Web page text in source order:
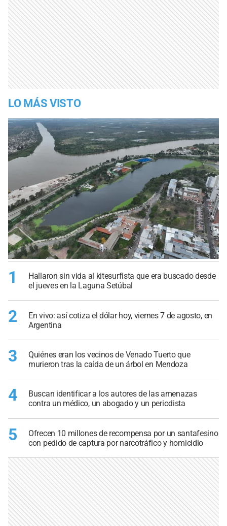
LO MÁS VISTO
1
Hallaron sin vida al kitesurfista que era buscado desde
el jueves en la Laguna Setúbal
2
En vivo: así cotiza el dólar hoy, viernes 7 de agosto, en
Argentina
3
Quiénes eran los vecinos de Venado Tuerto que
murieron tras la caída de un árbol en Mendoza
4
Buscan identificar a los autores de las amenazas
contra un médico, un abogado y un periodista
5
Ofrecen 10 millones de recompensa por un santafesino
con pedido de captura por narcotráfico y homicidio